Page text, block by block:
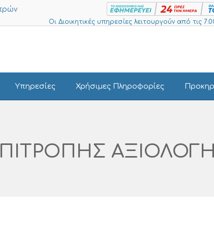
Οι Διοικητικές υπηρεσίες λειτουργούν από τις
Υπηρεσίες Χρήσιμες Πληροφορίες